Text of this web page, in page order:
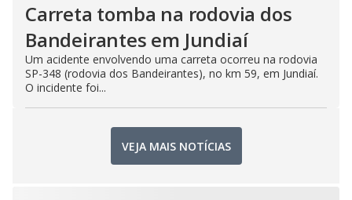
Carreta tomba na rodovia dos
Bandeirantes em Jundiaí
Um acidente envolvendo uma carreta ocorreu na rodovia
SP-348 (rodovia dos Bandeirantes), no km 59, em Jundiaí.
O incidente foi...
VEJA MAIS NOTÍCIAS